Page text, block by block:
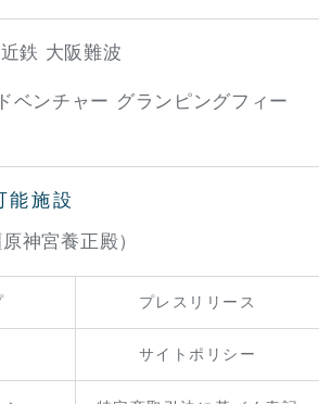
鉄 大阪難波
ベンチャー グランピングフィー
能施設
神宮養正殿）
プレスリリース
サイトポリシー